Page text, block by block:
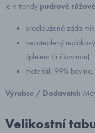
je v trendy pudrově
prodloužená záda
nezateplený
úpletem (tričkovinou)
materiál: 99%
Výrobce / Dodavatel:
Velikostní